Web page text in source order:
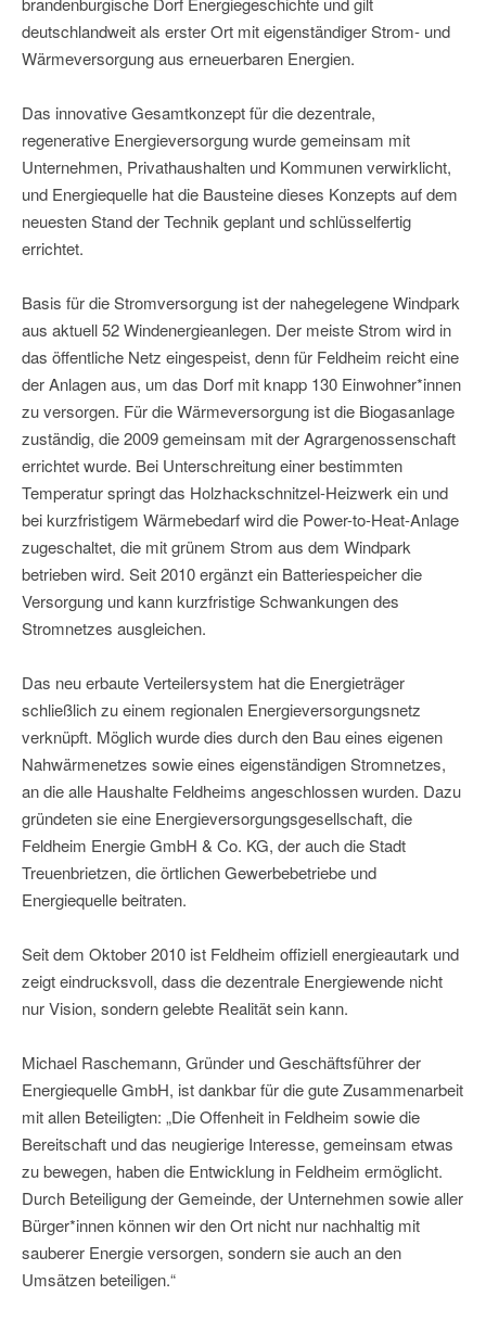
deutschlandweit als erster Ort mit eigenständiger Strom- und
Wärmeversorgung aus erneuerbaren Energien.
Das innovative Gesamtkonzept für die dezentrale,
regenerative Energieversorgung wurde gemeinsam mit
Unternehmen, Privathaushalten und Kommunen verwirklicht,
und Energiequelle hat die Bausteine dieses Konzepts auf dem
neuesten Stand der Technik geplant und schlüsselfertig
errichtet.
Basis für die Stromversorgung ist der nahegelegene Windpark
aus aktuell 52 Windenergieanlegen. Der meiste Strom wird in
das öffentliche Netz eingespeist, denn für Feldheim reicht eine
der Anlagen aus, um das Dorf mit knapp 130 Einwohner*innen
zu versorgen. Für die Wärmeversorgung ist die Biogasanlage
zuständig, die 2009 gemeinsam mit der Agrargenossenschaft
errichtet wurde. Bei Unterschreitung einer bestimmten
Temperatur springt das Holzhackschnitzel-Heizwerk ein und
bei kurzfristigem Wärmebedarf wird die Power-to-Heat-Anlage
zugeschaltet, die mit grünem Strom aus dem Windpark
betrieben wird. Seit 2010 ergänzt ein Batteriespeicher die
Versorgung und kann kurzfristige Schwankungen des
Stromnetzes ausgleichen.
Das neu erbaute Verteilersystem hat die Energieträger
schließlich zu einem regionalen Energieversorgungsnetz
verknüpft. Möglich wurde dies durch den Bau eines eigenen
Nahwärmenetzes sowie eines eigenständigen Stromnetzes,
an die alle Haushalte Feldheims angeschlossen wurden. Dazu
gründeten sie eine Energieversorgungsgesellschaft, die
Feldheim Energie GmbH & Co. KG, der auch die Stadt
Treuenbrietzen, die örtlichen Gewerbebetriebe und
Energiequelle beitraten.
Seit dem Oktober 2010 ist Feldheim offiziell energieautark und
zeigt eindrucksvoll, dass die dezentrale Energiewende nicht
nur Vision, sondern gelebte Realität sein kann.
Michael Raschemann, Gründer und Geschäftsführer der
Energiequelle GmbH, ist dankbar für die gute Zusammenarbeit
mit allen Beteiligten: „Die Offenheit in Feldheim sowie die
Bereitschaft und das neugierige Interesse, gemeinsam etwas
zu bewegen, haben die Entwicklung in Feldheim ermöglicht.
Durch Beteiligung der Gemeinde, der Unternehmen sowie aller
Bürger*innen können wir den Ort nicht nur nachhaltig mit
sauberer Energie versorgen, sondern sie auch an den
Umsätzen beteiligen.“